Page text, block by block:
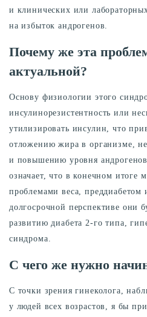
и клинических или
на избыток андрогенов.
Почему же эта
актуальной?
Основу физиологии этого
инсулинорезистентность или
утилизировать инсулин, что
отложению жира в организме,
и повышению уровня
означает, что в конечном итоге
проблемами веса, преддиабетом
долгосрочной перспективе они
развитию диабета 2-го типа,
синдрома.
С чего же нужно
С точки зрения гинеколога,
у людей всех возрастов, я бы